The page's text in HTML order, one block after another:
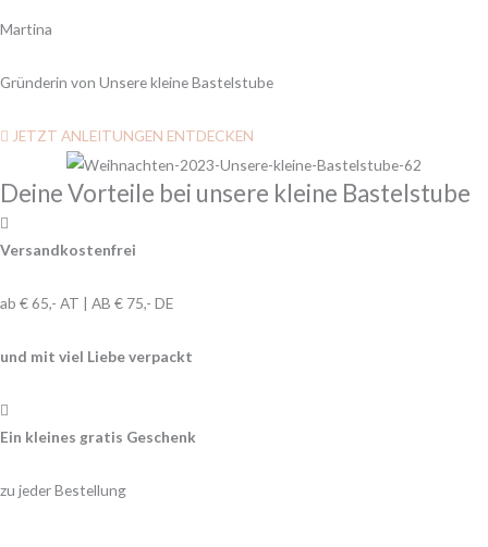
Martina
Gründerin von Unsere kleine Bastelstube
JETZT ANLEITUNGEN ENTDECKEN
Deine Vorteile bei unsere kleine Bastelstube
Versandkostenfrei
ab € 65,- AT | AB € 75,- DE
und mit viel Liebe verpackt
Ein kleines gratis Geschenk
zu jeder Bestellung